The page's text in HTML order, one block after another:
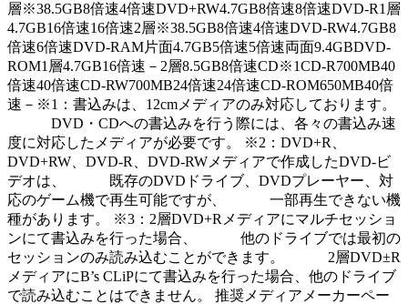
層※38.5GB8倍速4倍速DVD+RW4.7GB8倍速8倍速DVD-R1層
4.7GB16倍速16倍速2層※38.5GB8倍速4倍速DVD-RW4.7GB8
倍速6倍速DVD-RAM片面4.7GB5倍速5倍速両面9.4GBDVD-
ROM1層4.7GB16倍速－2層8.5GB8倍速CD※1CD-R700MB40
倍速40倍速CD-RW700MB24倍速24倍速CD-ROM650MB40倍
速－※1：書込みは、12cmメディアのみ対応しております。
DVD・CDへの書込みを行う際には、各々の書込み速
度に対応したメディアが必要です。 ※2：DVD+R、
DVD+RW、DVD-R、DVD-RWメディアで作成したDVD-ビ
デオは、 既存のDVDドライブ、DVDプレーヤー、対
応のゲーム機で再生可能ですが、 一部再生できない機
種があります。 ※3：2層DVD+Rメディアにマルチセッショ
ンにて書込みを行った場合、 他のドライブでは最初の
セッションのみ読み込むことができます。 2層DVD±R
メディアにB’s CLiPにて書込みを行った場合、他のドライブ
で読み込むことはできません。 推奨メディアメーカーペー